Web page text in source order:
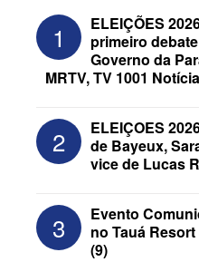
“Motta” e “Wanderley”
urna de Hugo e Nabor
1
ELEIÇÕES
primeiro
Governo da
MRTV, TV 1001
2
ELEIÇOES
de Bayeux,
vice de Lucas
3
Evento
no Tauá
(9)